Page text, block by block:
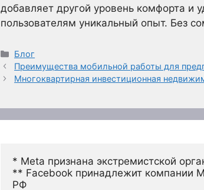
добавляет другой уровень комфорта и
пользователям уникальный опыт. Без
Рубрики
Блог
Преимущества мобильной работы для
Многоквартирная инвестиционная
* Meta признана экстремистской
** Facebook принадлежит компании
РФ